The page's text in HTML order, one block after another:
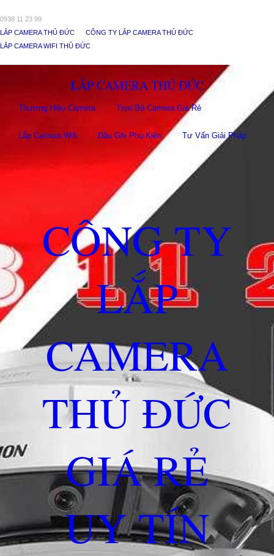
0938 11 23 99
LẮP CAMERA THỦ ĐỨC
CÔNG TY LẮP CAMERA THỦ ĐỨC
LẮP CAMERA WIFI THỦ ĐỨC
LẮP CAMERA THỦ ĐỨC
Thương Hiệu Camera Trọn Bộ Camera Giá Rẻ
Lắp Camera Wifi Đầu Ghi Phụ Kiên Tư Vấn Giải Pháp
CÔNG TY
LẮP
CAMERA
THỦ ĐỨC
GIÁ RẺ
UY TÍN